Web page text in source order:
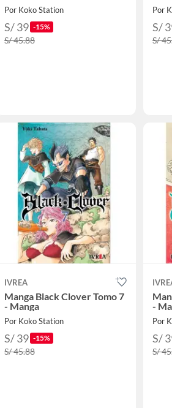
Por Koko Station
S/ 39 -15%
S/ 45.88
Por
S/
S/
IVREA
Manga Black Clover Tomo 7
- Manga
Por Koko Station
S/ 39 -15%
S/ 45.88
-
Por
S/
S/